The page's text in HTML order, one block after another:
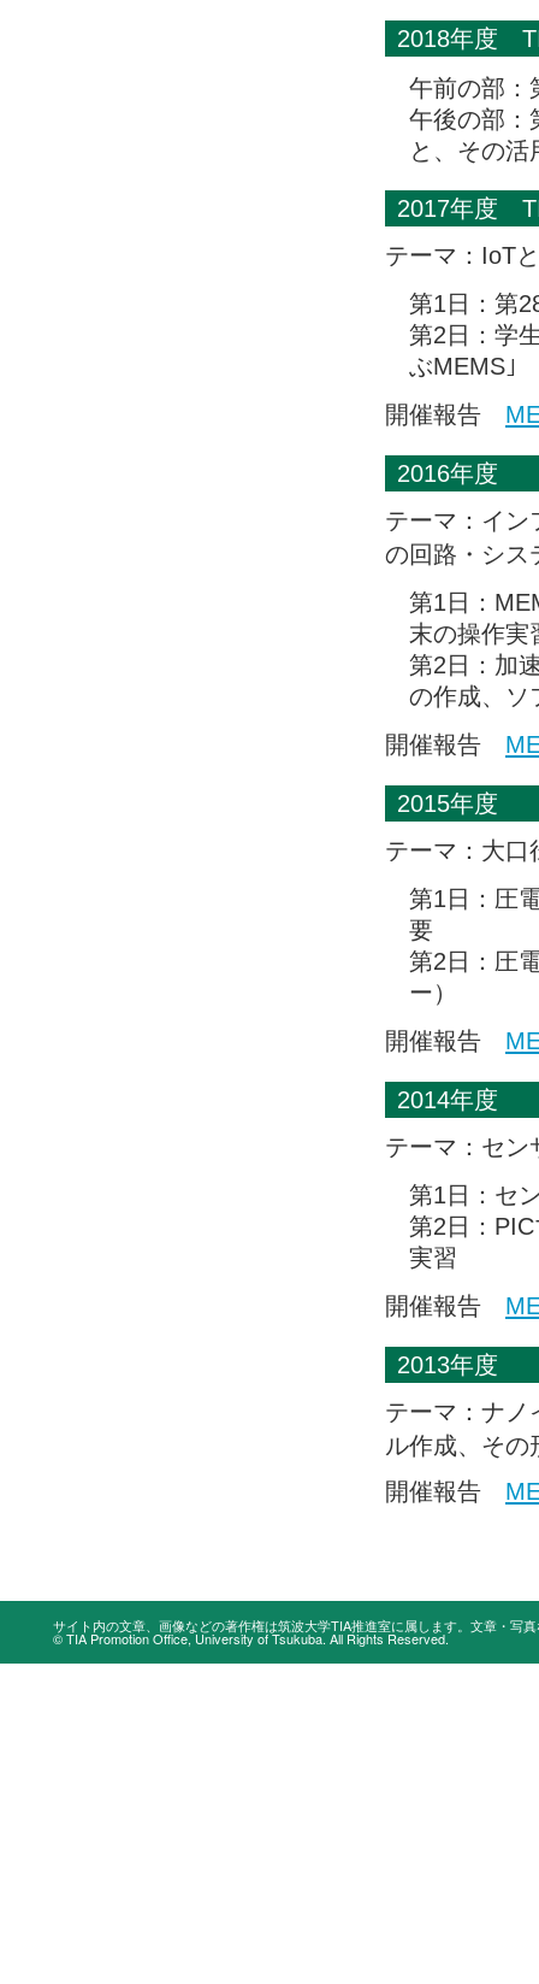
2018年度
午前の部：
午後の部：
と、その
2017年度
テーマ：IoT
第1日：第
第2日：学
ぶMEMS｣
開催報告
2016年度
テーマ：イン
の回路・シス
第1日：
末の操作実
第2日：加
の作成、ソ
開催報告
2015年度
テーマ：大口
第1日：圧
要
第2日：圧
ー）
開催報告
2014年度
テーマ：セン
第1日：セ
第2日：
実習
開催報告
2013年度
テーマ：ナノ
ル作成、その
開催報告
サイト内の文章、画像などの著作権は筑波大学TIA推進室に属します。文章・写
© TIA Promotion Office, University of Tsukuba. All Rights Reserved.